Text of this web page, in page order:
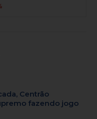
Centrão
fazendo jogo